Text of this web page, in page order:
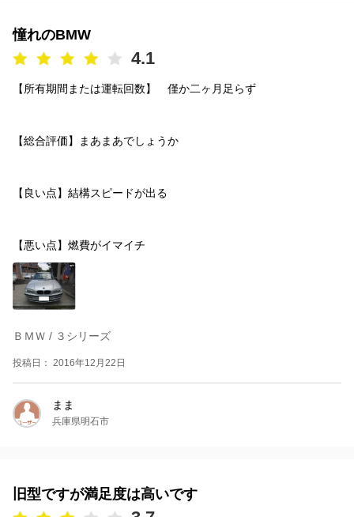
憧れのBMW
4.1
【所有期間または運転回数】 僅か二ヶ月足らず
【総合評価】まあまあでしょうか
【良い点】結構スピードが出る
【悪い点】燃費がイマイチ
ＢＭＷ / ３シリーズ
投稿日： 2016年12月22日
まま
兵庫県明石市
旧型ですが満足度は高いです